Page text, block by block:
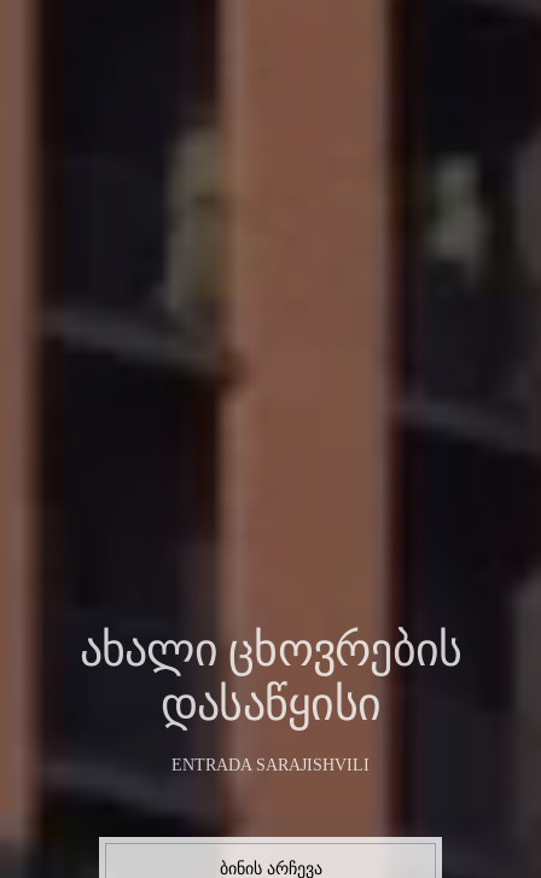
ᲐᲮᲐᲚᲘ ᲪᲮᲝᲕᲠᲔᲑᲘᲡ
ᲓᲐᲡᲐᲬᲧᲘᲡᲘ
ENTRADA SARAJISHVILI
ᲑᲘᲜᲘᲡ ᲐᲠᲩᲔᲕᲐ